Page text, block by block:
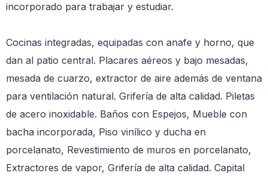
incorporado para trabajar y estudiar.
Cocinas integradas, equipadas con anafe y horno, que
dan al patio central. Placares aéreos y bajo mesadas,
mesada de cuarzo, extractor de aire además de ventana
para ventilación natural. Grifería de alta calidad. Piletas
de acero inoxidable. Baños con Espejos, Mueble con
bacha incorporada, Piso vinílico y ducha en
porcelanato, Revestimiento de muros en porcelanato,
Extractores de vapor, Grifería de alta calidad. Capital